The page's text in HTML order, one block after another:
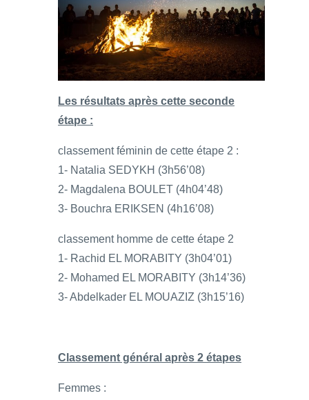
Les résultats après cette seconde
étape :
classement féminin de cette étape 2 :
1- Natalia SEDYKH (3h56’08)
2- Magdalena BOULET (4h04’48)
3- Bouchra ERIKSEN (4h16’08)
classement homme de cette étape 2
1- Rachid EL MORABITY (3h04’01)
2- Mohamed EL MORABITY (3h14’36)
3- Abdelkader EL MOUAZIZ (3h15’16)
Classement général après 2 étapes
Femmes :